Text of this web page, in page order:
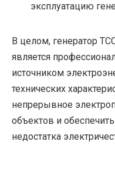
эксплуатацию
В целом, генератор
является
источником
технических
непрерывное
объектов и
недостатка